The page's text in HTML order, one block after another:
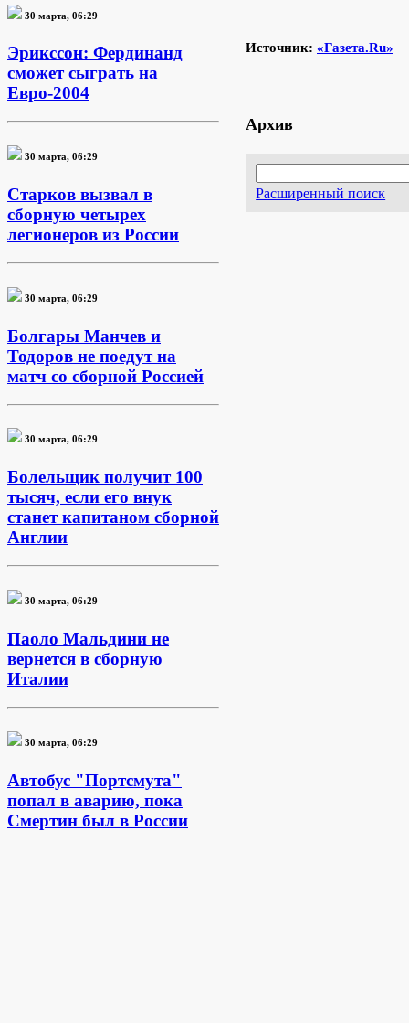
30 марта, 06:29
Эрикссон: Фердинанд
сможет сыграть на
Евро-2004
30 марта, 06:29
Старков вызвал в
сборную четырех
легионеров из России
30 марта, 06:29
Болгары Манчев и
Тодоров не поедут на
матч со сборной Россией
30 марта, 06:29
Болельщик получит 100
тысяч, если его внук
станет капитаном сборной
Англии
30 марта, 06:29
Паоло Мальдини не
вернется в сборную
Италии
30 марта, 06:29
Автобус "Портсмута"
попал в аварию, пока
Смертин был в России
Источник: «Газета.Ru»
Архив
Расширенный поиск